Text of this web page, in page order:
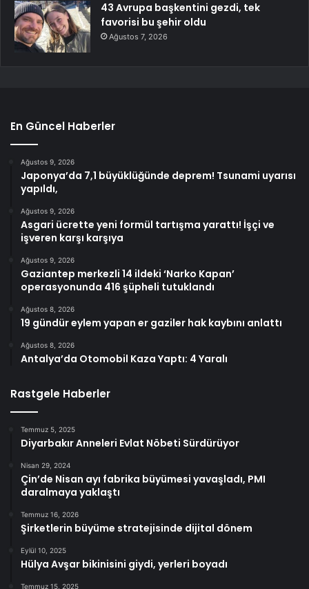
43 Avrupa başkentini gezdi, tek
favorisi bu şehir oldu
Ağustos 7, 2026
En Güncel Haberler
Ağustos 9, 2026
Japonya’da 7,1 büyüklüğünde deprem! Tsunami uyarısı
yapıldı,
Ağustos 9, 2026
Asgari ücrette yeni formül tartışma yarattı! İşçi ve
işveren karşı karşıya
Ağustos 9, 2026
Gaziantep merkezli 14 ildeki ‘Narko Kapan’
operasyonunda 416 şüpheli tutuklandı
Ağustos 8, 2026
19 gündür eylem yapan er gaziler hak kaybını anlattı
Ağustos 8, 2026
Antalya’da Otomobil Kaza Yaptı: 4 Yaralı
Rastgele Haberler
Temmuz 5, 2025
Diyarbakır Anneleri Evlat Nöbeti Sürdürüyor
Nisan 29, 2024
Çin’de Nisan ayı fabrika büyümesi yavaşladı, PMI
daralmaya yaklaştı
Temmuz 16, 2026
Şirketlerin büyüme stratejisinde dijital dönem
Eylül 10, 2025
Hülya Avşar bikinisini giydi, yerleri boyadı
Temmuz 15, 2025